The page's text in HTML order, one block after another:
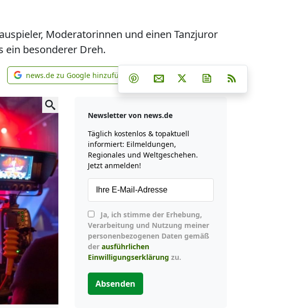
Moderatorinnen und einen Tanzjuror
ein besonderer Dreh.
news.de zu Google hinzufügen
news.de zu Google hinzufügen Teilen auf Facebook
Teilen auf Whatsapp
Teilen auf Telegram
Teilen auf Pinterest
Per E-Mail teilen
Post auf XNewsletter
Newsletter von news.de
Täglich kostenlos & topaktuell
informiert: Eilmeldungen,
Regionales und Weltgeschehen.
Jetzt anmelden!
Verarbeitung und Nutzung meiner
personenbezogenen Daten gemäß
der ausführlichen
Einwilligungserklärung zu.
Absenden